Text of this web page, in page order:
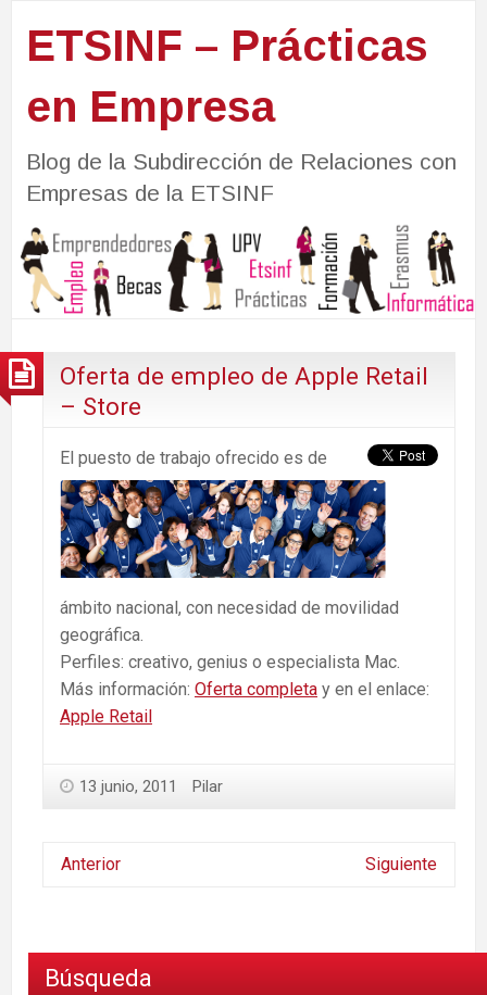
ETSINF – Prácticas
en Empresa
Blog de la Subdirección de Relaciones con
Empresas de la ETSINF
Oferta de empleo de Apple Retail
– Store
El puesto de trabajo ofrecido es de
ámbito nacional, con necesidad de movilidad
geográfica.
Perfiles: creativo, genius o especialista Mac.
Más información: Oferta completa y en el enlace:
Apple Retail
13 junio, 2011 Pilar
Anterior Siguiente
Búsqueda